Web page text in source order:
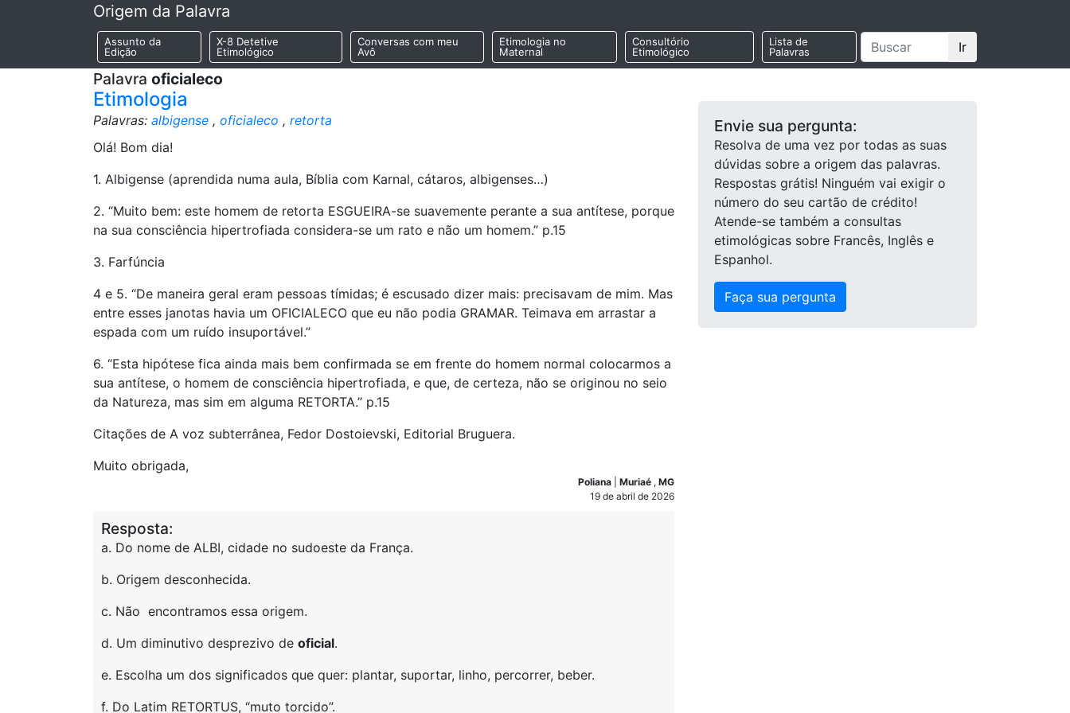
Origem da Palavra
Assunto da
Edição
X-8 Detetive
Etimológico
Conversas com meu
Avô
Etimologia no
Maternal
Consultório
Etimológico
Lista de
Palavras
Ir
Palavra oficialeco
Etimologia
Palavras: albigense , oficialeco , retorta
Olá! Bom dia!
1. Albigense (aprendida numa aula, Bíblia com Karnal, cátaros, albigenses…)
2. “Muito bem: este homem de retorta ESGUEIRA-se suavemente perante a sua antítese, porque
na sua consciência hipertrofiada considera-se um rato e não um homem.” p.15
3. Farfúncia
4 e 5. “De maneira geral eram pessoas tímidas; é escusado dizer mais: precisavam de mim. Mas
entre esses janotas havia um OFICIALECO que eu não podia GRAMAR. Teimava em arrastar a
espada com um ruído insuportável.”
6. “Esta hipótese fica ainda mais bem confirmada se em frente do homem normal colocarmos a
sua antítese, o homem de consciência hipertrofiada, e que, de certeza, não se originou no seio
da Natureza, mas sim em alguma RETORTA.” p.15
Citações de A voz subterrânea, Fedor Dostoievski, Editorial Bruguera.
Muito obrigada,
Poliana Muriaé , MG
19 de abril de 2026
Resposta:
a. Do nome de ALBI, cidade no sudoeste da França.
b. Origem desconhecida.
c. Não encontramos essa origem.
d. Um diminutivo desprezivo de oficial.
e. Escolha um dos significados que quer: plantar, suportar, linho, percorrer, beber.
f. Do Latim RETORTUS, “muto torcido”.
Envie sua pergunta:
Resolva de uma vez por todas as suas
dúvidas sobre a origem das palavras.
Respostas grátis! Ninguém vai exigir o
número do seu cartão de crédito!
Atende-se também a consultas
etimológicas sobre Francês, Inglês e
Espanhol.
Faça sua pergunta